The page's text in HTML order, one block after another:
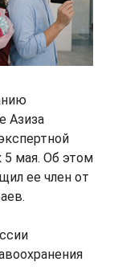
Азиза
5 мая. Об этом
ее член от